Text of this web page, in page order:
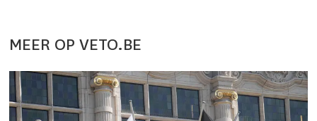
MEER OP VETO.BE